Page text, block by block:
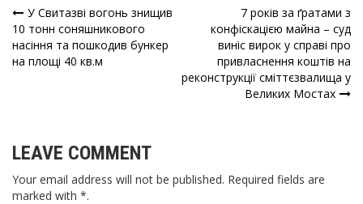
Навігація
записів
У Свитазві вогонь знищив
10 тонн соняшникового
насіння та пошкодив бункер
на площі 40 кв.м
7 років за ґратами з
конфіскацією майна – суд
виніс вирок у справі про
привласнення коштів на
реконструкції сміттєзвалища у
Великих Мостах
LEAVE COMMENT
Your email address will not be published. Required fields are
marked with *.